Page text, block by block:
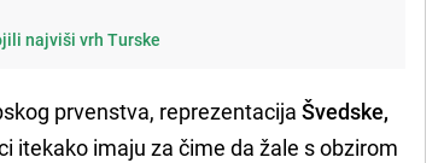
najviši vrh Turske
prvenstva, reprezentacijaŠvedske,
itekako imaju za čime da žale s obzirom